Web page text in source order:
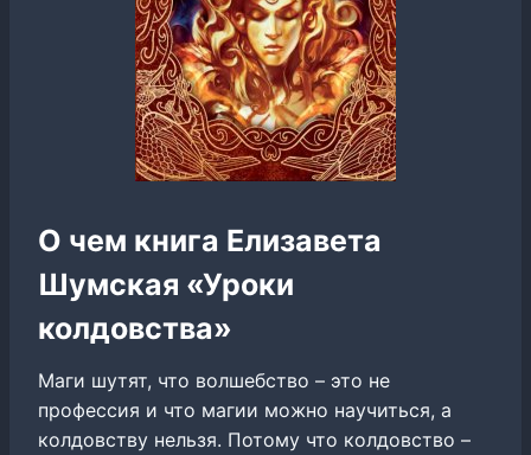
О чем книга Елизавета
Шумская «Уроки
колдовства»
Маги шутят, что волшебство – это не
профессия и что магии можно научиться, а
колдовству нельзя. Потому что колдовство –